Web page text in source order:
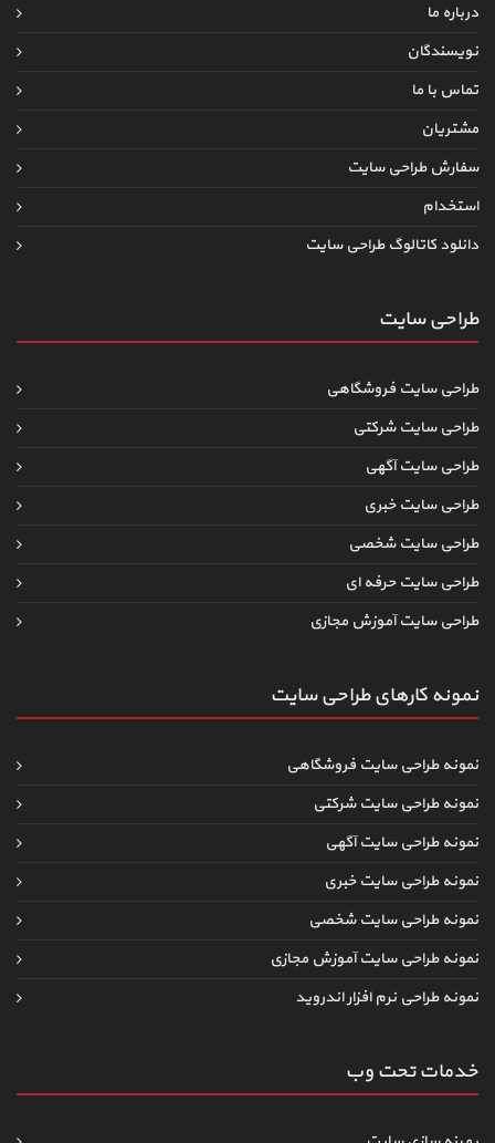
درباره ما
نویسندگان
تماس با ما
مشتریان
سفارش طراحی سایت
استخدام
دانلود کاتالوگ طراحی سایت
طراحی سایت
طراحی سایت فروشگاهی
طراحی سایت شرکتی
طراحی سایت آگهی
طراحی سایت خبری
طراحی سایت شخصی
طراحی سایت حرفه ای
طراحی سایت آموزش مجازی
نمونه کارهای طراحی سایت
نمونه طراحی سایت فروشگاهی
نمونه طراحی سایت شرکتی
نمونه طراحی سایت آگهی
نمونه طراحی سایت خبری
نمونه طراحی سایت شخصی
نمونه طراحی سایت آموزش مجازی
نمونه طراحی نرم افزار اندروید
خدمات تحت وب